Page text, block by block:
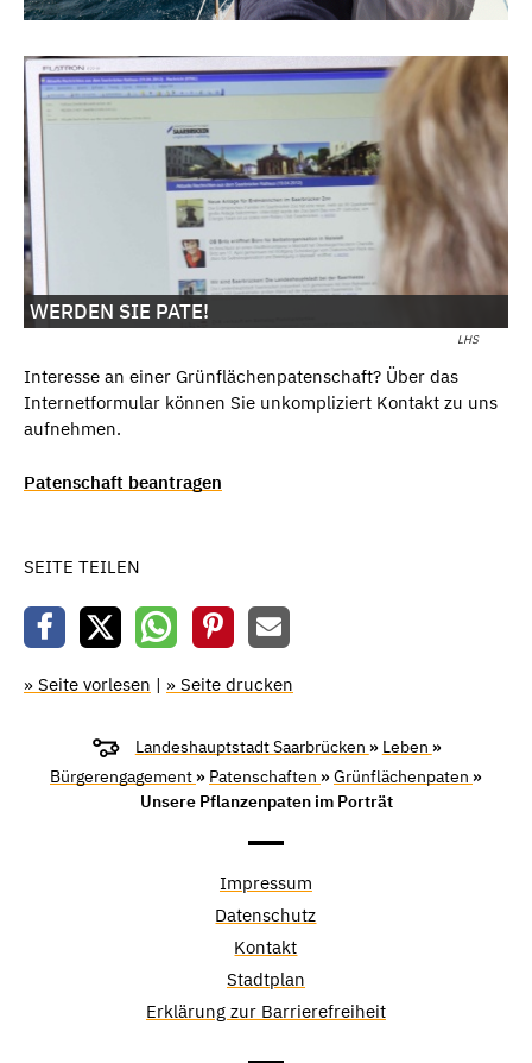
LHS
WERDEN SIE PATE!
Interesse an einer Grünflächenpatenschaft? Über das
Internetformular können Sie unkompliziert Kontakt zu uns
aufnehmen.
Patenschaft beantragen
SEITE TEILEN
» Seite vorlesen | » Seite drucken
Landeshauptstadt Saarbrücken » Leben »
Bürgerengagement » Patenschaften »Grünflächenpaten »
Unsere Pflanzenpaten im Porträt
Impressum
Datenschutz
Kontakt
Stadtplan
Erklärung zur Barrierefreiheit